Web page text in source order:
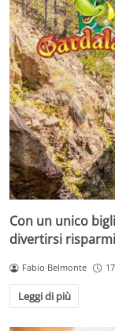
Con un unico
divertirsi
Fabio Belmonte
Leggi di più